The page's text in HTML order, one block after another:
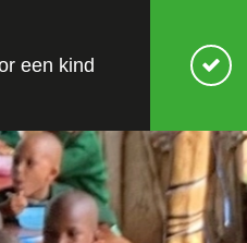
een kind